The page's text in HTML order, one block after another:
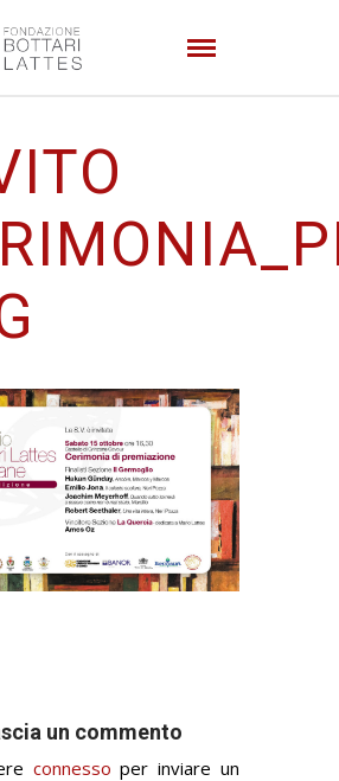
un commento
connesso per inviare un